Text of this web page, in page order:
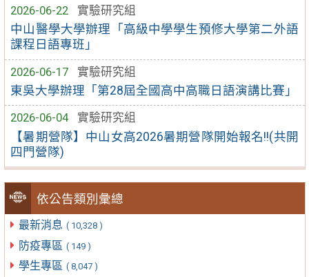
2026-06-22
實驗研究組
中山醫學大學辦理「高級中學學生預修大學第二外語
課程日語專班」
2026-06-17
實驗研究組
東吳大學辦理「第28屆全國高中高職日語演講比賽」
2026-06-04
實驗研究組
【暑期營隊】中山女高2026暑期營隊開始報名!!(共開
四門營隊)
依公告類別彙總
最新消息 ( 10,328 )
防疫專區 ( 149 )
學生專區 ( 8,047 )